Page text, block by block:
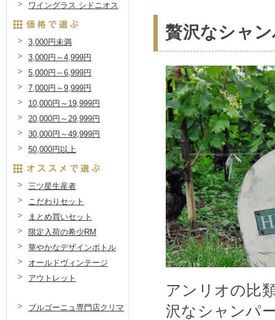
贅沢なシャ
アンリオの比
沢なシャンパ
ワイングラス シドニオス
3,000円未満
3,000円～4,999円
5,000円～6,999円
7,000円～9,999円
10,000円～19,999円
20,000円～29,999円
30,000円～49,999円
50,000円以上
三ツ星生産者
こだわりセット
まとめ買いセット
限定入荷の希少RM
華やかなデザインボトル
オールドヴィンテージ
アウトレット
ブルゴーニュ専門店クリマ